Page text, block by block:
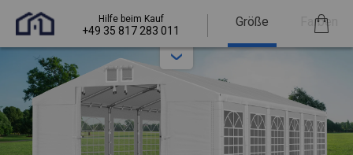
Hilfe beim Kauf
+49 35 817 283 011
Größe Farben